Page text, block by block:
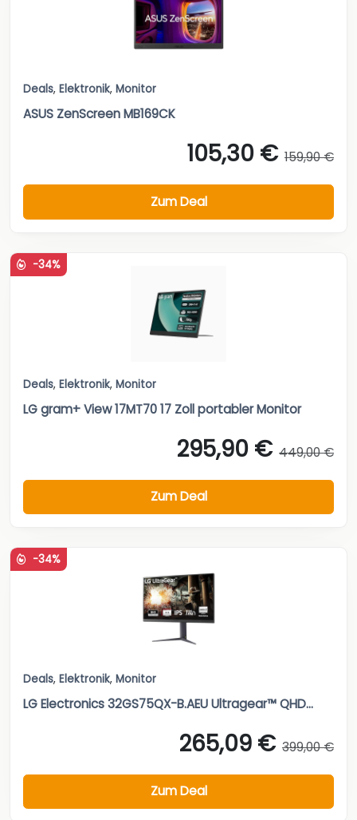
Deals, Elektronik, Monitor
ASUS ZenScreen MB169CK
105,30 € 159,90 €
Zum Deal
-34%
Deals, Elektronik, Monitor
LG gram+ View 17MT70 17 Zoll portabler Monitor
295,90 € 449,00 €
Zum Deal
-34%
Deals, Elektronik, Monitor
LG Electronics 32GS75QX-B.AEU Ultragear™ QHD...
265,09 € 399,00 €
Zum Deal